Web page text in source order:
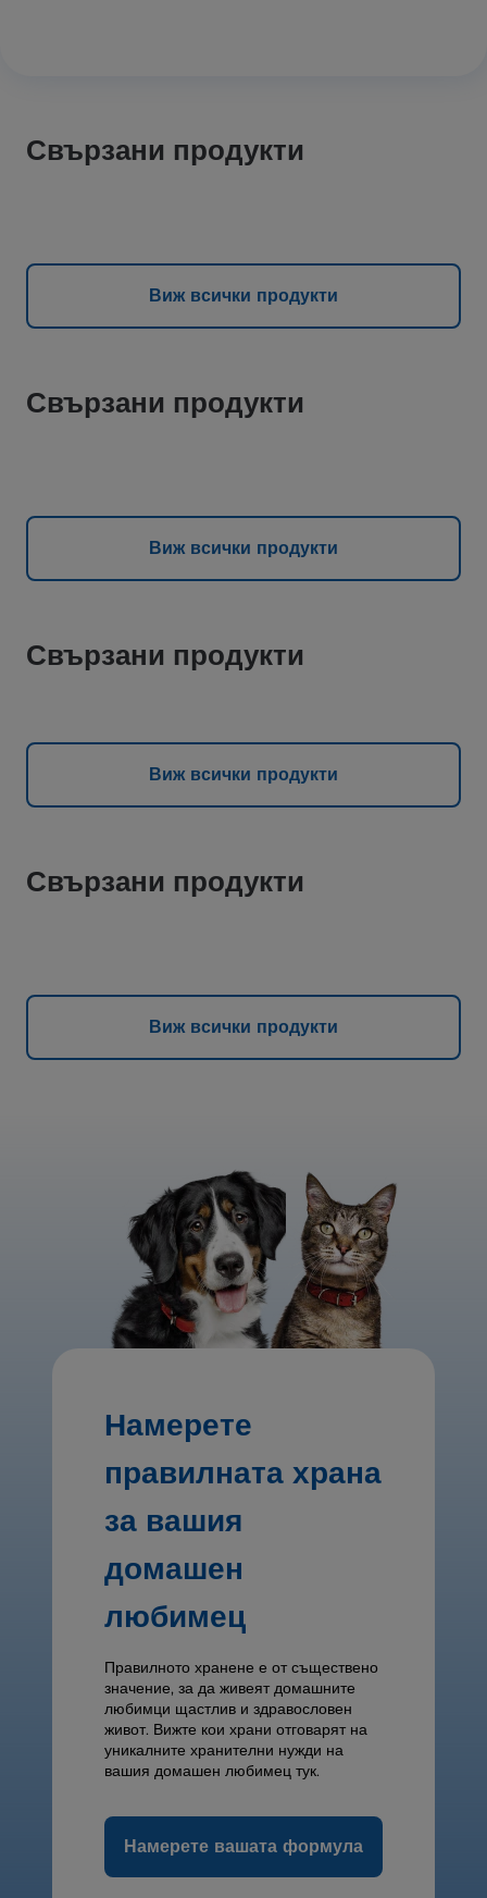
Свързани продукти
Виж всички продукти
Свързани продукти
Виж всички продукти
Свързани продукти
Виж всички продукти
Свързани продукти
Виж всички продукти
Намерете
правилната храна
за вашия
домашен
любимец
Правилното хранене е от съществено
значение, за да живеят домашните
любимци щастлив и здравословен
живот. Вижте кои храни отговарят на
уникалните хранителни нужди на
вашия домашен любимец тук.
Намерете вашата формула